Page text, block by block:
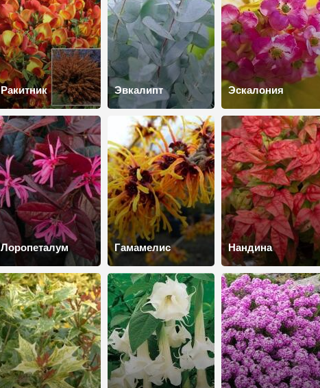
Ракитник Эвкалипт Эскалония
Лоропеталум Гамамелис Нандина